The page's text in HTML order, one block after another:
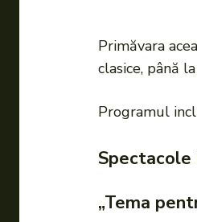
Primăvara
clasice, până
Programul
Spectacole
„Tema